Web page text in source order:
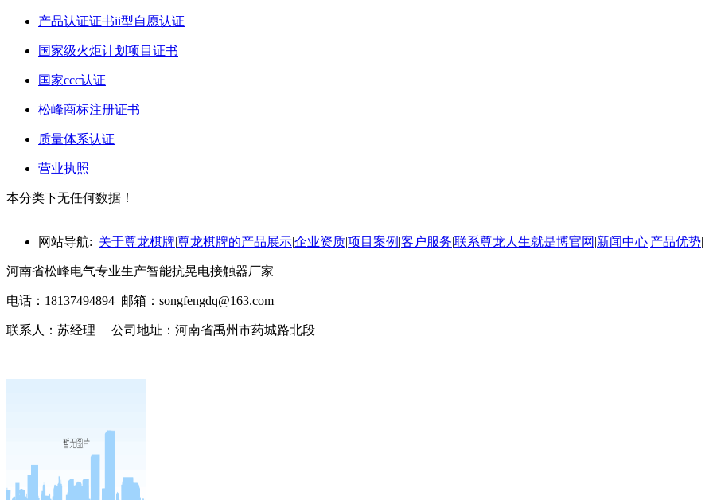
产品认证证书ii型自愿认证
国家级火炬计划项目证书
国家ccc认证
松峰商标注册证书
质量体系认证
营业执照
本分类下无任何数据！
网站导航: 关于尊龙棋牌|尊龙棋牌的产品展示|企业资质|项目案例 |客户服务|联系尊龙人生就是博官网 |新闻中心|产品优势|
河南省松峰电气专业生产智能抗晃电接触器厂家
电话：18137494894 邮箱： songfengdq@163.com
联系人：苏经理 公司地址：河南省禹州市药城路北段